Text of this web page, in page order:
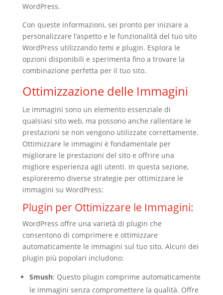
WordPress.
Con queste informazioni, sei pronto per iniziare a
personalizzare l’aspetto e le funzionalità del tuo sito
WordPress utilizzando temi e plugin. Esplora le
opzioni disponibili e sperimenta fino a trovare la
combinazione perfetta per il tuo sito.
Ottimizzazione delle Immagini
Le immagini sono un elemento essenziale di
qualsiasi sito web, ma possono anche rallentare le
prestazioni se non vengono utilizzate correttamente.
Ottimizzare le immagini è fondamentale per
migliorare le prestazioni del sito e offrire una
migliore esperienza agli utenti. In questa sezione,
esploreremo diverse strategie per ottimizzare le
immagini su WordPress:
Plugin per Ottimizzare le Immagini:
WordPress offre una varietà di plugin che
consentono di comprimere e ottimizzare
automaticamente le immagini sul tuo sito. Alcuni dei
plugin più popolari includono:
Smush: Questo plugin comprime automaticamente
le immagini senza compromettere la qualità. Offre